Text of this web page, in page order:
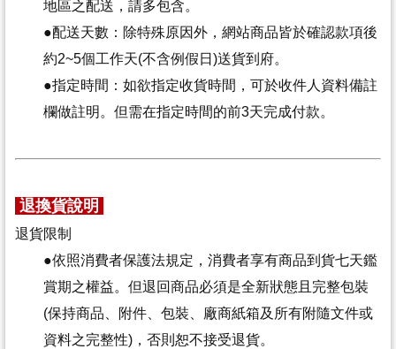
地區之配送，請多包含。
●配送天數：除特殊原因外，網站商品皆於確認款項後
約2~5個工作天(不含例假日)送貨到府。
●指定時間：如欲指定收貨時間，可於收件人資料備註
欄做註明。但需在指定時間的前3天完成付款。
退換貨說明
退貨限制
●依照消費者保護法規定，消費者享有商品到貨七天鑑
賞期之權益。但退回商品必須是全新狀態且完整包裝
(保持商品、附件、包裝、廠商紙箱及所有附隨文件或
資料之完整性)，否則恕不接受退貨。